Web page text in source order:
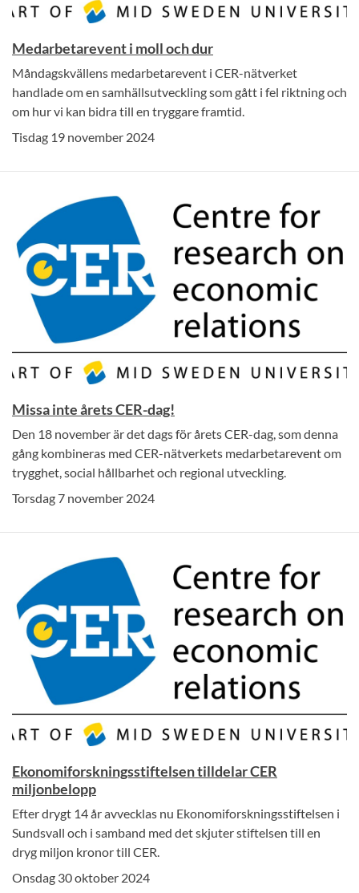
Medarbetarevent i moll och dur
Måndagskvällens medarbetarevent i CER-nätverket
handlade om en samhällsutveckling som gått i fel riktning och
om hur vi kan bidra till en tryggare framtid.
Tisdag 19 november 2024
Missa inte årets CER-dag!
Den 18 november är det dags för årets CER-dag, som denna
gång kombineras med CER-nätverkets medarbetarevent om
trygghet, social hållbarhet och regional utveckling.
Torsdag 7 november 2024
Ekonomiforskningsstiftelsen tilldelar CER
miljonbelopp
Efter drygt 14 år avvecklas nu Ekonomiforskningsstiftelsen i
Sundsvall och i samband med det skjuter stiftelsen till en
dryg miljon kronor till CER.
Onsdag 30 oktober 2024